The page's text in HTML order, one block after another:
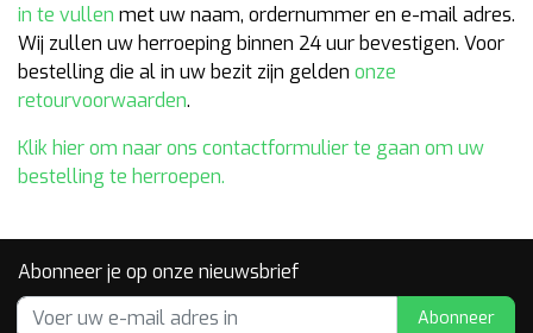
in te vullen met uw naam, ordernummer en e-mail adres.
Wij zullen uw herroeping binnen 24 uur bevestigen. Voor
bestelling die al in uw bezit zijn gelden onze
retourvoorwaarden.
Klik hier om naar ons contactformulier te gaan om uw
bestelling te herroepen.
Abonneer je op onze nieuwsbrief
Abonneer